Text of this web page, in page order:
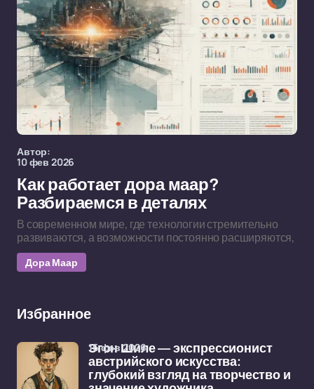
Автор:
10 фев 2026
Как работает дора маар?
Разбираемся в деталях
В современном мире, где технологии стремительно
развиваются, а возможности постоянно расширяются,
Дора Маар
Избранное
Эгон Шиле — экспрессионист
австрийского искусства:
глубокий взгляд на творчество и
16 фев 2026